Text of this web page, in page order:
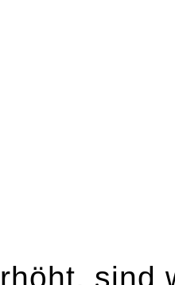
sind